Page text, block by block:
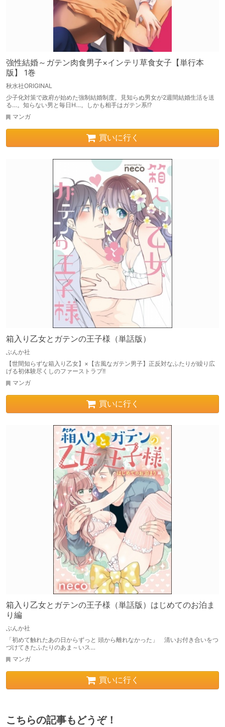
強性結婚～ガテン肉食男子×インテリ草食女子【単行本
版】 1巻
秋水社ORIGINAL
少子化対策で政府が始めた強制結婚制度。見知らぬ男女が2週間結婚生活を送
る…。知らない男と毎日H…。しかも相手はガテン系!?
マンガ
買いに行く
箱入り乙女とガテンの王子様（単話版）
ぶんか社
【世間知らずな箱入り乙女】×【古風なガテン男子】正反対なふたりが繰り広
げる初体験尽くしのファーストラブ!!
マンガ
買いに行く
箱入り乙女とガテンの王子様（単話版）はじめてのお泊ま
り編
ぶんか社
「初めて触れたあの日からずっと 頭から離れなかった」 清いお付き合いをつ
づけてきたふたりのあま～いス…
マンガ
買いに行く
こちらの記事もどうぞ！